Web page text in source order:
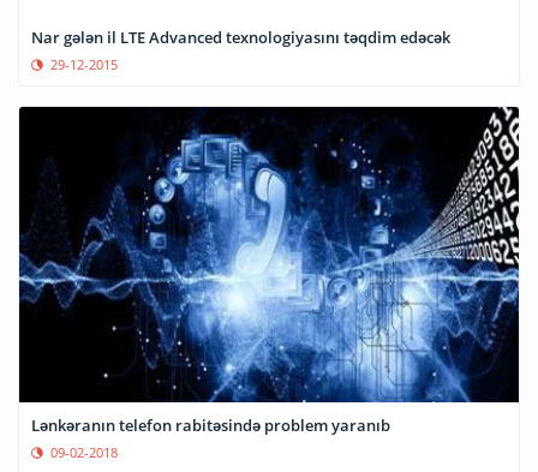
Nar gələn il LTE Advanced texnologiyasını təqdim edəcək
29-12-2015
Lənkəranın telefon rabitəsində problem yaranıb
09-02-2018